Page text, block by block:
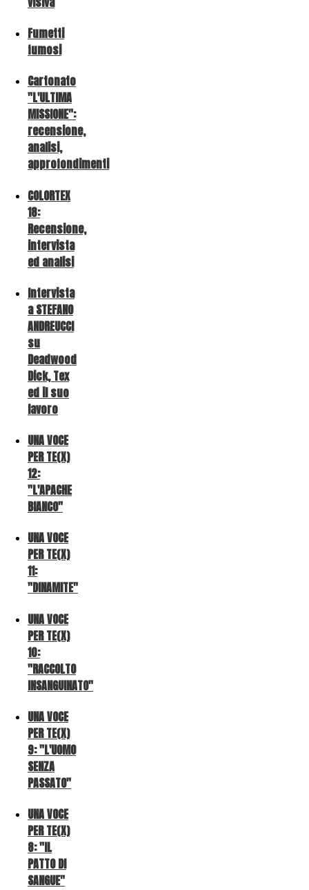
Fumetti
fumosi
Cartonato
"L'ULTIMA
MISSIONE":
recensione,
analisi,
approfondimenti
COLORTEX
18:
Recensione,
intervista
ed analisi
Intervista
a STEFANO
ANDREUCCI
su
Deadwood
Dick, Tex
ed il suo
lavoro
UNA VOCE
PER TE(X)
12:
"L'APACHE
BIANCO"
UNA VOCE
PER TE(X)
11:
"DINAMITE"
UNA VOCE
PER TE(X)
10:
"RACCOLTO
INSANGUINATO"
UNA VOCE
PER TE(X)
9: "L'UOMO
SENZA
PASSATO"
UNA VOCE
PER TE(X)
8: "IL
PATTO DI
SANGUE"